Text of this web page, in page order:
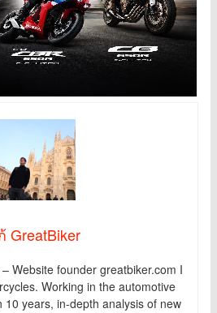
GreatBiker
Website founder greatbiker.com I
Working in the automotive
years, in-depth analysis of new